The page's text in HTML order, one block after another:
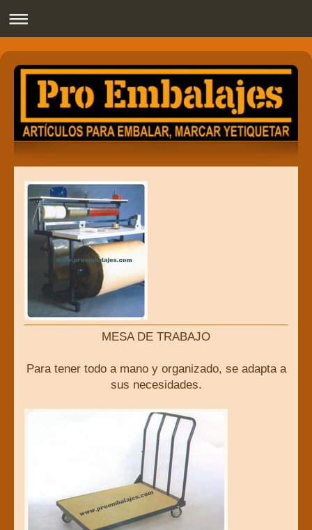
Pro Embalajes
MESA DE TRABAJO
Para tener todo a mano y organizado, se adapta a
sus necesidades.